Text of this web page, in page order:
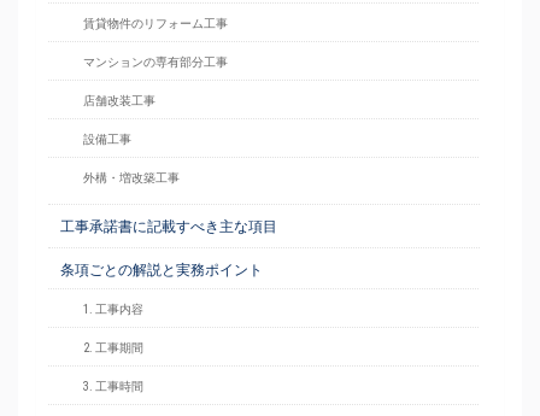
賃貸物件のリフォーム工事
マンションの専有部分工事
店舗改装工事
設備工事
外構・増改築工事
工事承諾書に記載すべき主な項目
条項ごとの解説と実務ポイント
1. 工事内容
2. 工事期間
3. 工事時間